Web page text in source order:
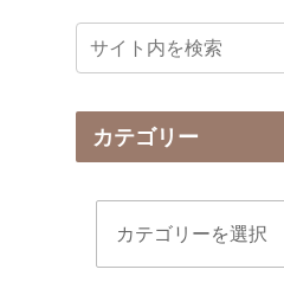
カテゴリー